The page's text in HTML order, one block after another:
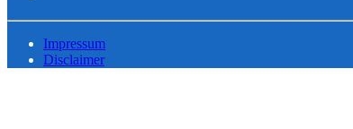
Impressum
Disclaimer